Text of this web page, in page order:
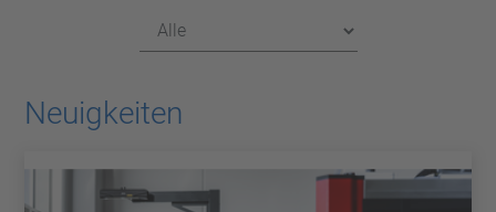
Neuigkeiten